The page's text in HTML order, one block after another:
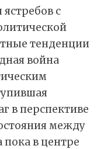
с
тенденции
война
в перспективе
между
в центре